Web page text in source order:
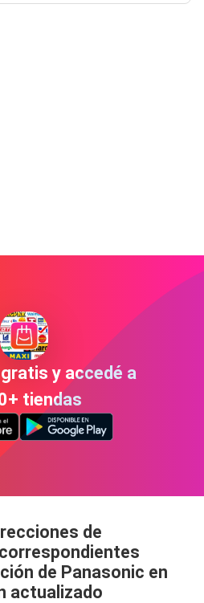
y accedé a
tiendas
de
de Panasonic en
actualizado